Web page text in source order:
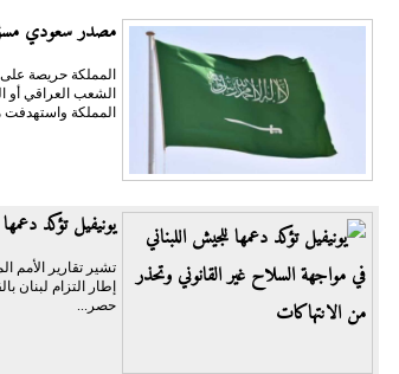
مصدر سعودي
المملكة حريصة
الشعب العراقي أو
المملكة واستهدفت
يونيفيل تؤكد
تشير تقارير الأمم
حصر...